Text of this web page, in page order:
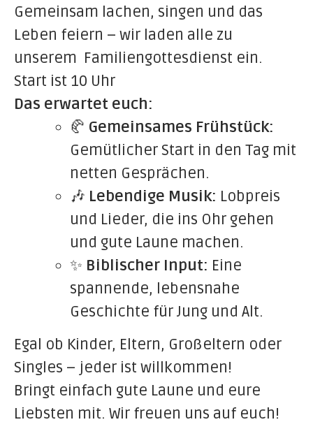
Gemeinsam lachen, singen und das
Leben feiern – wir laden alle zu
unserem Familiengottesdienst ein.
Start ist 10 Uhr
Das erwartet euch:
🥐 Gemeinsames Frühstück:
Gemütlicher Start in den Tag mit
netten Gesprächen.
🎶 Lebendige Musik: Lobpreis
und Lieder, die ins Ohr gehen
und gute Laune machen.
✨ Biblischer Input: Eine
spannende, lebensnahe
Geschichte für Jung und Alt.
Egal ob Kinder, Eltern, Großeltern oder
Singles – jeder ist willkommen!
Bringt einfach gute Laune und eure
Liebsten mit. Wir freuen uns auf euch!